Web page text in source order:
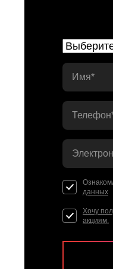
Имя*
данных
Хочу
акциям.